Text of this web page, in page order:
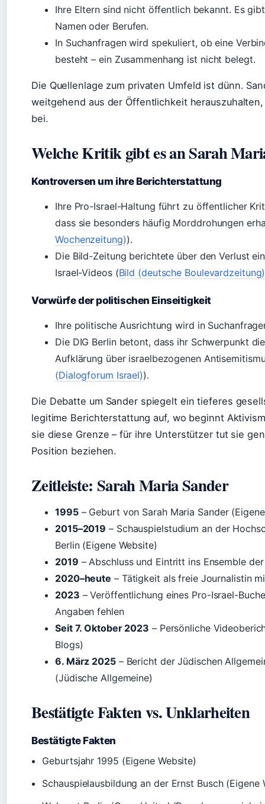
Ihre Eltern sind nicht öffentlich bekannt. Es
Namen oder Berufen.
In Suchanfragen wird spekuliert, ob eine
besteht – ein Zusammenhang ist nicht belegt.
Die Quellenlage zum privaten Umfeld ist dünn.
weitgehend aus der Öffentlichkeit
bei.
Welche Kritik gibt es an Sarah
Kontroversen um ihre Berichterstattung
Ihre Pro-Israel-Haltung führt zu öffentlicher
dass sie besonders häufig Morddrohungen
Wochenzeitung)).
Die Bild-Zeitung berichtete über den Verlust
Israel-Videos (Bild (deutsche Boulevardzeitung)
Vorwürfe der politischen Einseitigkeit
Ihre politische Ausrichtung wird in
Die DIG Berlin betont, dass ihr Schwerpunkt
Aufklärung über israelbezogenen
(Dialogforum Israel)).
Die Debatte um Sander spiegelt ein tieferes
legitime Berichterstattung auf, wo beginnt
sie diese Grenze – für ihre Unterstützer tut sie
Position beziehen.
Zeitleiste: Sarah Maria Sander
1995– Geburt von Sarah Maria Sander
2015–2019 – Schauspielstudium an der
Berlin (Eigene Website)
2019 – Abschluss und Eintritt ins Ensemble
2020–heute – Tätigkeit als freie Journalistin
2023 – Veröffentlichung eines Pro-Israel-
Angaben fehlen
Seit 7. Oktober 2023 – Persönliche
Blogs)
6. März 2025– Bericht der Jüdischen
(Jüdische Allgemeine)
Bestätigte Fakten vs. Unklarheiten
Bestätigte Fakten
Geburtsjahr 1995 (Eigene Website)
Schauspielausbildung an der Ernst Busch (Eigene